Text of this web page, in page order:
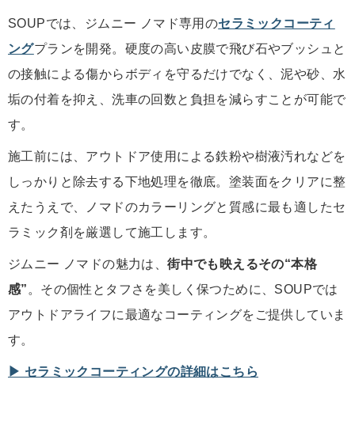
SOUPでは、ジムニー ノマド専用のセラミックコーティ
ングプランを開発。硬度の高い皮膜で飛び石やブッシュと
の接触による傷からボディを守るだけでなく、泥や砂、水
垢の付着を抑え、洗車の回数と負担を減らすことが可能で
す。
施工前には、アウトドア使用による鉄粉や樹液汚れなどを
しっかりと除去する下地処理を徹底。塗装面をクリアに整
えたうえで、ノマドのカラーリングと質感に最も適したセ
ラミック剤を厳選して施工します。
ジムニー ノマドの魅力は、街中でも映えるその“本格
感” 。その個性とタフさを美しく保つために、SOUPでは
アウトドアライフに最適なコーティングをご提供していま
す。
▶︎ セラミックコーティングの詳細はこちら